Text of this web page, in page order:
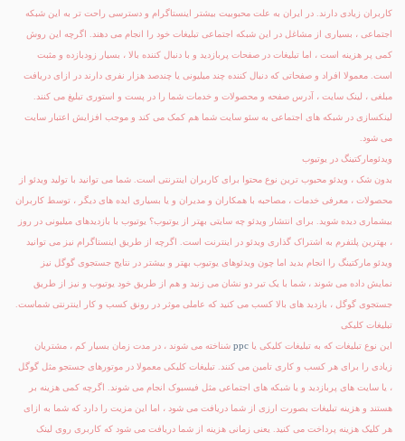
کاربران زیادی دارند. در ایران به علت محبوبیت بیشتر اینستاگرام و دسترسی راحت تر به این شبکه
اجتماعی ، بسیاری از مشاغل در این شبکه اجتماعی تبلیغات خود را انجام می دهند. اگرچه این روش
کمی پر هزینه است ، اما تبلیغات در صفحات پربازدید و با دنبال کننده بالا ، بسیار زودبازده و مثبت
است. معمولا افراد و صفحاتی که دنبال کننده چند میلیونی یا چندصد هزار نفری دارند در ازای دریافت
مبلغی ، لینک سایت ، آدرس صفحه و محصولات و خدمات شما را در پست و استوری تبلیغ می کنند.
لینکسازی در شبکه های اجتماعی به سئو سایت شما هم کمک می کند و موجب افزایش اعتبار سایت
می شود.
ویدئومارکتینگ در یوتیوب
بدون شک ، ویدئو محبوب ترین نوع محتوا برای کاربران اینترنتی است. شما می توانید با تولید ویدئو از
محصولات ، معرفی خدمات ، مصاحبه با همکاران و مدیران و یا بسیاری ایده های دیگر ، توسط کاربران
بیشماری دیده شوید. برای انتشار ویدئو چه سایتی بهتر از یوتیوب؟ یوتیوب با بازدیدهای میلیونی در روز
، بهترین پلتفرم به اشتراک گذاری ویدئو در اینترنت است. اگرچه از طریق اینستاگرام نیز می توانید
ویدئو مارکتینگ را انجام بدید اما چون ویدئوهای یوتیوب بهتر و بیشتر در نتایج جستجوی گوگل نیز
نمایش داده می شوند ، شما با یک تیر دو نشان می زنید و هم از طریق خود یوتیوب و نیز از طریق
جستجوی گوگل ، بازدید های بالا کسب می کنید که عاملی موثر در رونق کسب و کار اینترنتی شماست.
تبلیغات کلیکی
این نوع تبلیغات که به تبلیغات کلیکی یاppc شناخته می شوند ، در مدت زمان بسیار کم ، مشتریان
زیادی را برای هر کسب و کاری تامین می کنند. تبلیغات کلیکی معمولا در موتورهای جستجو مثل گوگل
، یا سایت های پربازدید و یا شبکه های اجتماعی مثل فیسبوک انجام می شوند. اگرچه کمی هزینه بر
هستند و هزینه تبلیغات بصورت ارزی از شما دریافت می شود ، اما این مزیت را دارد که شما به ازای
هر کلیک هزینه پرداخت می کنید. یعنی زمانی هزینه از شما دریافت می شود که کاربری روی لینک